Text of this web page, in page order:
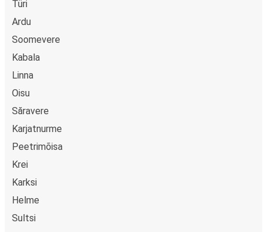
Türi
Ardu
Soomevere
Kabala
Linna
Oisu
Săravere
Karjatnurme
Peetrimõisa
Krei
Karksi
Helme
Sultsi